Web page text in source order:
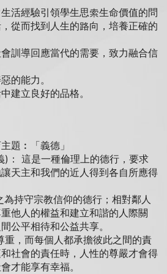
活經驗引領學生思索生命價值的問
從而找到人生的路向，培養正確的
訓導回應當代的需要，致力融合信
的能力。
建立良好的品格。
題︰「義德」
)： 這是一種倫理上的德行，要求
天主和我們的近人得到各自所應得
持守宗教信仰的德行；相對鄰人
他人的權益和建立和諧的人際關
公平相待和公益共享。
重，而每個人都承擔彼此之間的責
社會的責任時，人性的尊嚴才會得
才能享有幸福。